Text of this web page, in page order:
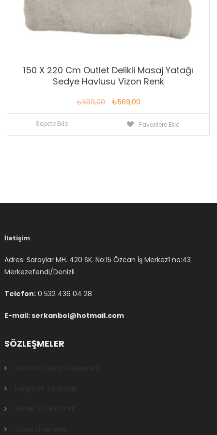
150 X 220 Cm Outlet Delikli Masaj Yatağı
Sedye Havlusu Vizon Renk
₺599,00
Orijinal
fiyat:
₺599,00.
₺569,00Şu
andaki
fiyat:
₺569,00.
Sepete Ekle Favorilere Ekle
İletişim
Adres: Saraylar MH. 420 SK. No:15 Özcan İş Merkezî no:43
Merkezefendi/Denizli
Telefon: 0 532 436 04 28
E-mail: serkanbol@hotmail.com
SÖZLEŞMELER